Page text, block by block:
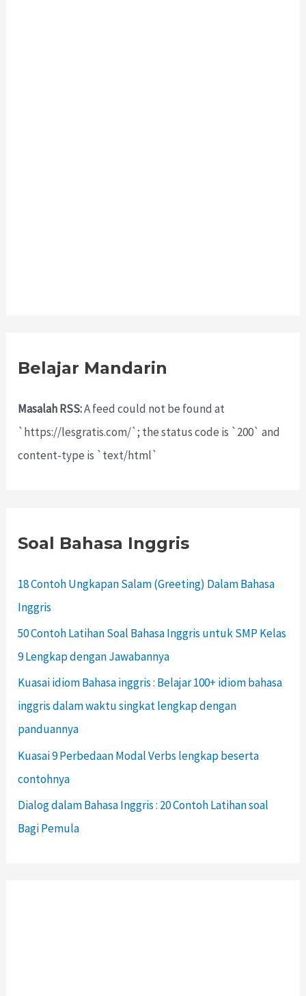
Belajar Mandarin
Masalah RSS:A feed could not be found at
`https://lesgratis.com/`; the status code is `200` and
content-type is `text/html`
Soal Bahasa Inggris
18 Contoh Ungkapan Salam (Greeting) Dalam Bahasa
Inggris
50 Contoh Latihan Soal Bahasa Inggris untuk SMP Kelas
9 Lengkap dengan Jawabannya
Kuasai idiom Bahasa inggris : Belajar 100+ idiom bahasa
inggris dalam waktu singkat lengkap dengan
panduannya
Kuasai 9 Perbedaan Modal Verbs lengkap beserta
contohnya
Dialog dalam Bahasa Inggris : 20 Contoh Latihan soal
Bagi Pemula